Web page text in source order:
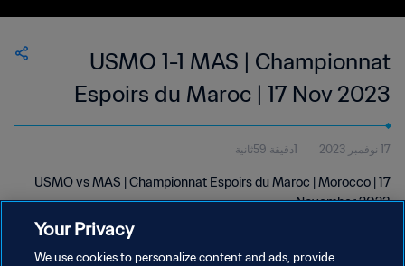
USMO 1-1 MAS | Championnat
Espoirs du Maroc | 17 Nov 2023
17 نوفمبر 2023 1دقيقة 59ثانية
USMO vs MAS | Championnat Espoirs du Maroc | Morocco | 17
November 2023
Your Privacy
We use cookies to personalize content and ads, provide